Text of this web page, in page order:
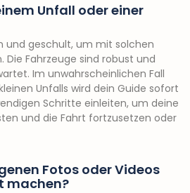
Unfall oder einer
und geschult, um mit solchen
Fahrzeuge sind robust und
Im unwahrscheinlichen Fall
Unfalls wird dein Guide sofort
Schritte einleiten, um deine
und die Fahrt fortzusetzen oder
Fotos oder Videos
machen?